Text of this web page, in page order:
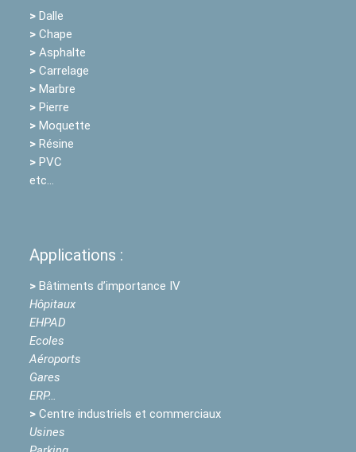
> Dalle
> Chape
> Asphalte
> Carrelage
> Marbre
> Pierre
> Moquette
> Résine
> PVC
etc…
Applications :
> Bâtiments d’importance IV
Hôpitaux
EHPAD
Ecoles
Aéroports
Gares
ERP…
> Centre industriels et commerciaux
Usines